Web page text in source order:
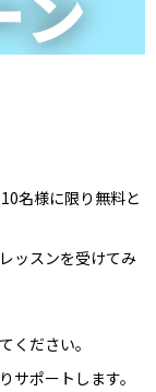
名様に限り無料と
ッスンを受けてみ
ください。
ポートします。